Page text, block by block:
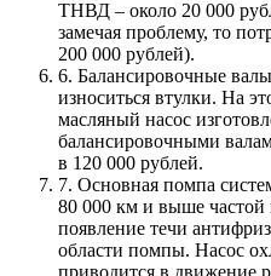
ТНВД – около 20 000
замечая проблему, то
200 000 рублей).
6. Балансировочные
износиться втулки. На
масляный насос
балансировочными
в 120 000 рублей.
7. Основная помпа
80 000 км и выше частой
появление течи
области помпы. Насос
приводится в движение